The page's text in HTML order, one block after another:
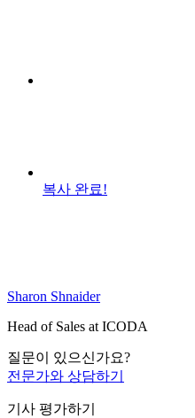
복사 완료!
Sharon Shnaider
Head of Sales at ICODA
질문이 있으신가요?
전문가와 상담하기
기사 평가하기